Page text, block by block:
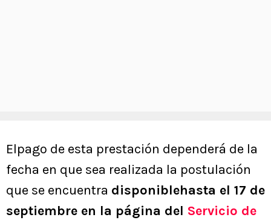
Elpago de esta prestación dependerá de la
fecha en que sea realizada la postulación
que se encuentra disponiblehasta el 17 de
septiembre en la página del Servicio de